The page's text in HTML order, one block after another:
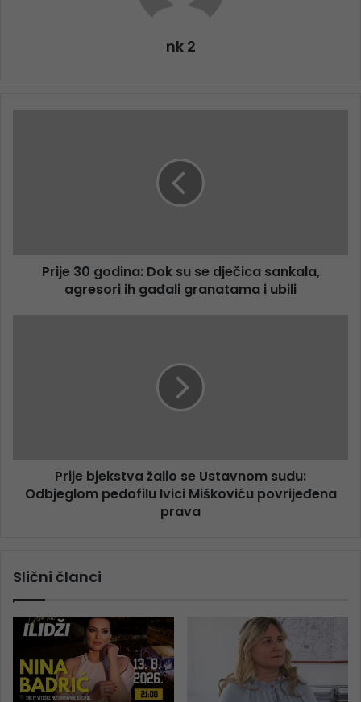
nk 2
Prije 30 godina: Dok su se dječica sankala,
agresori ih gađali granatama i ubili
Prije bjekstva žalio se Ustavnom sudu:
Odbjeglom pedofilu Ivici Miškoviću povrijeđena
prava
Slični članci